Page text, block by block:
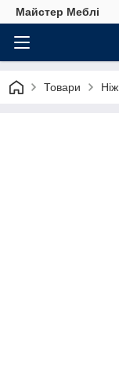
Майстер Меблі
Товари